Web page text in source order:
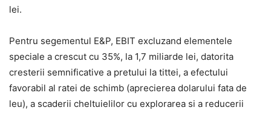
lei.
Pentru segementul E&P, EBIT excluzand elementele
speciale a crescut cu 35%, la 1,7 miliarde lei, datorita
cresterii semnificative a pretului la tittei, a efectului
favorabil al ratei de schimb (aprecierea dolarului fata de
leu), a scaderii cheltuielilor cu explorarea si a reducerii